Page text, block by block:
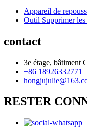
Appareil de
Outil Supprimer les
contact
3e étage, bâtiment
+86 18926332771
RESTER